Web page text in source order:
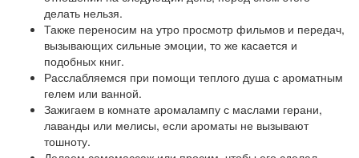
делать нельзя.
Также переносим на утро просмотр фильмов и передач,
вызывающих сильные эмоции, то же касается и
подобных книг.
Расслабляемся при помощи теплого душа с ароматным
гелем или ванной.
Зажигаем в комнате аромалампу с маслами герани,
лаванды или мелисы, если ароматы не вызывают
тошноту.